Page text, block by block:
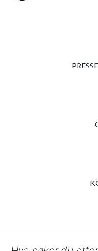
POU-medlem og journalist
Ser 0 svar tråder